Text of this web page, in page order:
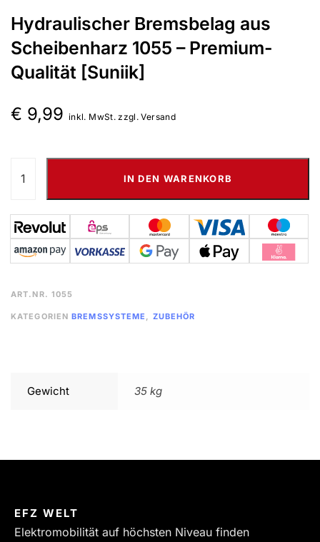
Hydraulischer Bremsbelag aus
Scheibenharz 1055 – Premium-
Qualität [Suniik]
€ 9,99 inkl. MwSt. zzgl. Versand
IN DEN WARENKORB
ART.NR. 1055
KATEGORIEN BREMSSYSTEME , ZUBEHÖR
Gewicht 35 kg
EFZ WELT
Elektromobilität auf höchsten Niveau finden